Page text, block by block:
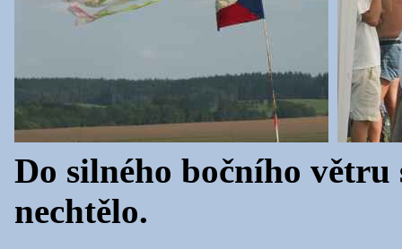
Do silného bočního
nechtělo.